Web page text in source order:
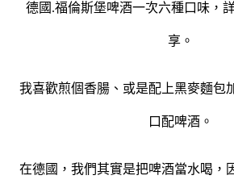
德國.福倫斯堡啤酒一次六種口味，
享。
我喜歡煎個香腸、或是配上黑麥麵包
口配啤酒。
在德國，我們其實是把啤酒當水喝，